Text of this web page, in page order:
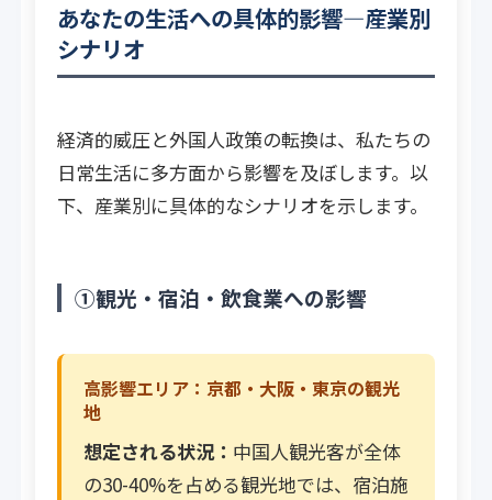
あなたの生活への具体的影響―産業別
シナリオ
経済的威圧と外国人政策の転換は、私たちの
日常生活に多方面から影響を及ぼします。以
下、産業別に具体的なシナリオを示します。
①観光・宿泊・飲食業への影響
高影響エリア：京都・大阪・東京の観光
地
想定される状況： 中国人観光客が全体
の30-40%を占める観光地では、宿泊施